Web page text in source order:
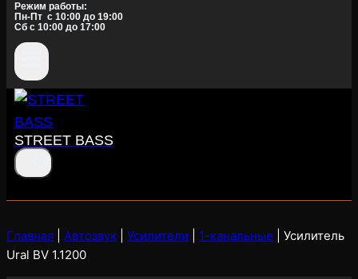
Режим работы:
Пн-Пт c 10:00 до 19:00
Сб с 10:00 до 17:00
STREET BASS
Главная Автозвук Усилители 1-канальные
Усилитель
Ural BV 1.1200